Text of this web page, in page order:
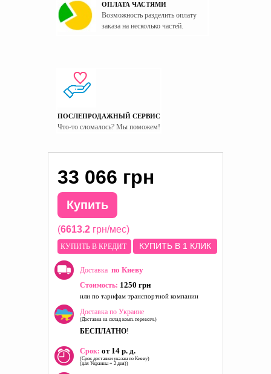
Пол Универсальный
Страна производитель Украина
ОПЛАТА ЧАСТЯМИ
Возможность разделить оплату
заказа на несколько частей.
ПОСЛЕПРОДАЖНЫЙ СЕРВИС
Что-то сломалось? Мы поможем!
33 066 грн
Купить
(6613.2 грн/мес)
КУПИТЬ В КРЕДИТ КУПИТЬ В 1 КЛИК
Доставка по Киеву
Стоимость: 1250 грн
или по тарифам транспортной компании
Доставка по Украине
(Доставка на склад комп. перевозч.)
БЕСПЛАТНО!
Срок: от 14 р. д.
(Срок доставки указан по Киеву)
(для Украины + 2 дня))